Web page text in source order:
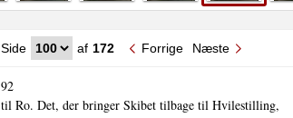
Side af 172 Forrige Næste
92
til Ro. Det, der bringer Skibet tilbage til Hvilestilling,